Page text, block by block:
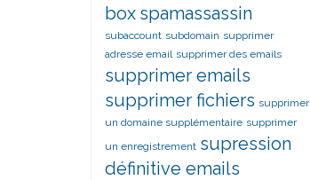
box spamassassin
subaccount subdomain supprimer
adresse email supprimer des emails
supprimer emails
supprimer fichiers supprimer
un domaine supplémentaire supprimer
un enregistrement supression
définitive emails